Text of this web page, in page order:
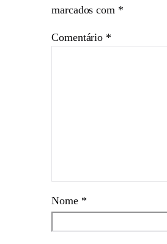
marcados com *
Comentário *
Nome *